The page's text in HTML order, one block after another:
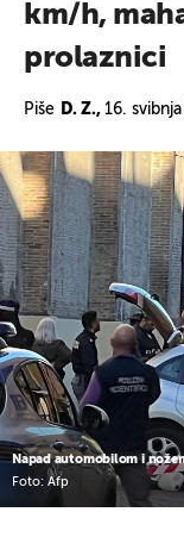
km/h,
prolaznici
Piše D. Z., 16.
Napad automobilom i
Foto: Afp